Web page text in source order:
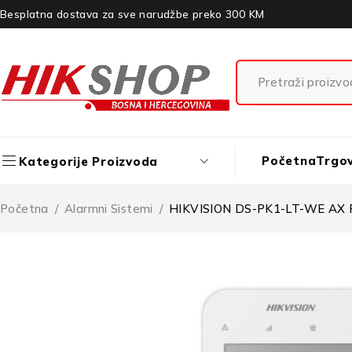
Besplatna dostava za sve narudžbe preko 300 KM
Kategorije Proizvoda Početna
Početna / Alarmni Sistemi / HIKVISION DS-PK1-LT-WE AX